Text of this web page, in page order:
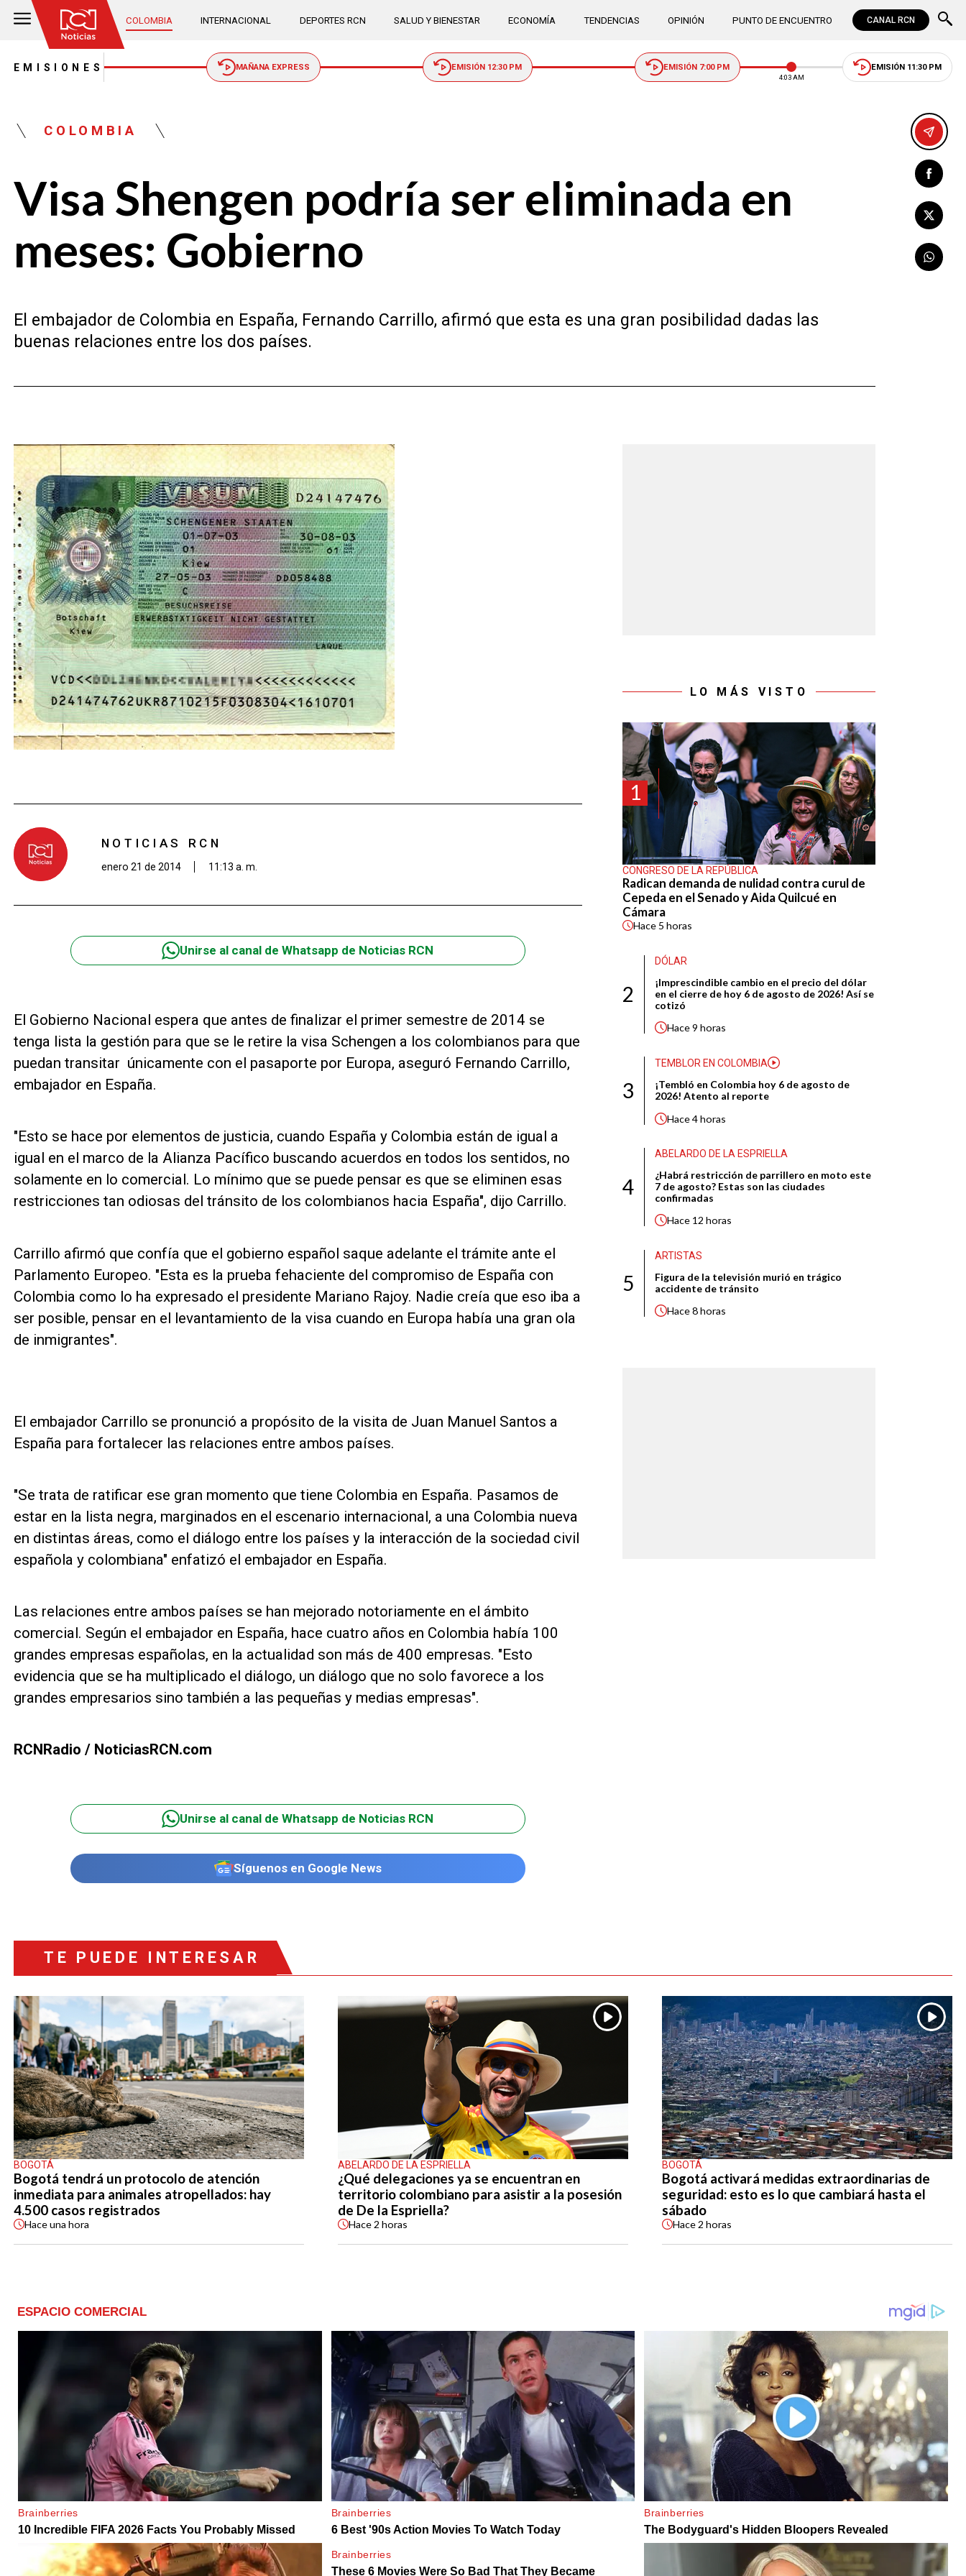
COLOMBIA INTERNACIONAL DEPORTES RCN SALUD Y BIENESTAR ECONOMÍA TENDENCIAS OPINIÓN PUNTO DE ENCUENTRO CANAL RCN
EMISIONES MAÑANA EXPRESS EMISIÓN 12:30 PM EMISIÓN 7:00 PM
4:03 AM
EMISIÓN 11:30 PM
COLOMBIA
Visa Shengen podría ser eliminada en
meses: Gobierno
El embajador de Colombia en España, Fernando Carrillo, afirmó que esta es una gran posibilidad dadas las
buenas relaciones entre los dos países.
NOTICIAS RCN
enero 21 de 2014 11:13 a. m.
Unirse al canal de Whatsapp de Noticias RCN
El Gobierno Nacional espera que antes de finalizar el primer semestre de 2014 se
tenga lista la gestión para que se le retire la visa Schengen a los colombianos para que
puedan transitar únicamente con el pasaporte por Europa, aseguró Fernando Carrillo,
embajador en España.
"Esto se hace por elementos de justicia, cuando España y Colombia están de igual a
igual en el marco de la Alianza Pacífico buscando acuerdos en todos los sentidos, no
solamente en lo comercial. Lo mínimo que se puede pensar es que se eliminen esas
restricciones tan odiosas del tránsito de los colombianos hacia España", dijo Carrillo.
Carrillo afirmó que confía que el gobierno español saque adelante el trámite ante el
Parlamento Europeo. "Esta es la prueba fehaciente del compromiso de España con
Colombia como lo ha expresado el presidente Mariano Rajoy. Nadie creía que eso iba a
ser posible, pensar en el levantamiento de la visa cuando en Europa había una gran ola
de inmigrantes".
El embajador Carrillo se pronunció a propósito de la visita de Juan Manuel Santos a
España para fortalecer las relaciones entre ambos países.
"Se trata de ratificar ese gran momento que tiene Colombia en España. Pasamos de
estar en la lista negra, marginados en el escenario internacional, a una Colombia nueva
en distintas áreas, como el diálogo entre los países y la interacción de la sociedad civil
española y colombiana" enfatizó el embajador en España.
Las relaciones entre ambos países se han mejorado notoriamente en el ámbito
comercial. Según el embajador en España, hace cuatro años en Colombia había 100
grandes empresas españolas, en la actualidad son más de 400 empresas. "Esto
evidencia que se ha multiplicado el diálogo, un diálogo que no solo favorece a los
grandes empresarios sino también a las pequeñas y medias empresas".
RCNRadio / NoticiasRCN.com
Unirse al canal de Whatsapp de Noticias RCN
Síguenos en Google News
LO MÁS VISTO
1
CONGRESO DE LA REPÚBLICA
Radican demanda de nulidad contra curul de
Cepeda en el Senado y Aida Quilcué en
Cámara
Hace 5 horas
2
DÓLAR
¡Imprescindible cambio en el precio del dólar
en el cierre de hoy 6 de agosto de 2026! Así se
cotizó
Hace9 horas
3
TEMBLOR EN COLOMBIA
¡Tembló en Colombia hoy 6 de agosto de
2026! Atento al reporte
Hace4 horas
4
ABELARDO DE LA ESPRIELLA
¿Habrá restricción de parrillero en moto este
7 de agosto? Estas son las ciudades
confirmadas
Hace 12 horas
5
ARTISTAS
Figura de la televisión murió en trágico
accidente de tránsito
Hace8 horas
TE PUEDE INTERESAR
BOGOTÁ
Bogotá tendrá un protocolo de atención
inmediata para animales atropellados: hay
4.500 casos registrados
Haceuna hora
ABELARDO DE LA ESPRIELLA
¿Qué delegaciones ya se encuentran en
territorio colombiano para asistir a la posesión
de De la Espriella?
Hace2 horas
BOGOTÁ
Bogotá activará medidas extraordinarias de
seguridad: esto es lo que cambiará hasta el
sábado
Hace2 horas